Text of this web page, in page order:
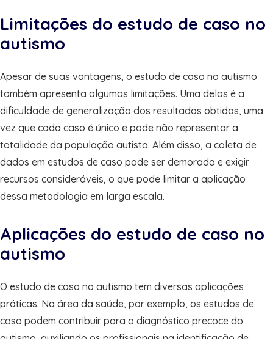
Limitações do estudo de caso no
autismo
Apesar de suas vantagens, o estudo de caso no autismo
também apresenta algumas limitações. Uma delas é a
dificuldade de generalização dos resultados obtidos, uma
vez que cada caso é único e pode não representar a
totalidade da população autista. Além disso, a coleta de
dados em estudos de caso pode ser demorada e exigir
recursos consideráveis, o que pode limitar a aplicação
dessa metodologia em larga escala.
Aplicações do estudo de caso no
autismo
O estudo de caso no autismo tem diversas aplicações
práticas. Na área da saúde, por exemplo, os estudos de
caso podem contribuir para o diagnóstico precoce do